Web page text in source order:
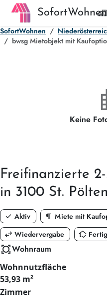
SofortWohnen
home_work
SofortWohnen
bwsg Mietobjekt mit
Keine
Freifinanzierte
in 3100 St. Pölten
check Aktiv format_paragraph Miete mit
swap_horiz Wiedervergabe in_home_mode
all_outWohnraum
Wohnnutzfläche
53,93 m²
Zimmer